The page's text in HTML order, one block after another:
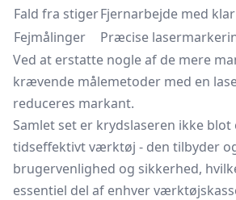
Fald fra stigerFjernarbejde med
Fejmålinger
Præcise
Ved at erstatte nogle af de mere
krævende målemetoder med en
reduceres markant.
Samlet set er krydslaseren ikke
tidseffektivt værktøj - den tilbyder
brugervenlighed og sikkerhed,
essentiel del af enhver